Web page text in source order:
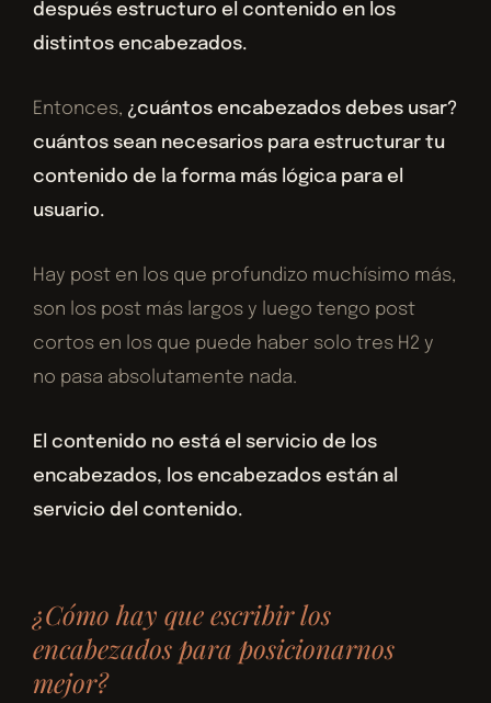
después estructuro el contenido en los
distintos encabezados.
Entonces, ¿cuántos encabezados debes usar?
cuántos sean necesarios para estructurar tu
contenido de la forma más lógica para el
usuario.
Hay post en los que profundizo muchísimo más,
son los post más largos y luego tengo post
cortos en los que puede haber solo tres H2 y
no pasa absolutamente nada.
El contenido no está el servicio de los
encabezados, los encabezados están al
servicio del contenido.
¿Cómo hay que escribir los
encabezados para posicionarnos
mejor?